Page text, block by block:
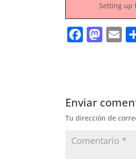
Setting up
F
b
o
o
k
M
d
o
n
E
Enviar
Tu dirección de